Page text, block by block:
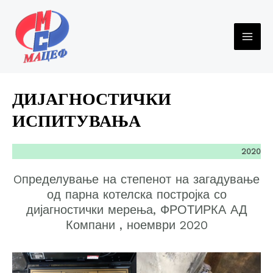
content
ДИЈАГНОСТИЧКИ
ИСПИТУВАЊА
2020
Oпределување на степенот на загадување
од парна котелска постројка со
дијагностички мерења, ФРОТИРКА АД
Компани , ноември 2020